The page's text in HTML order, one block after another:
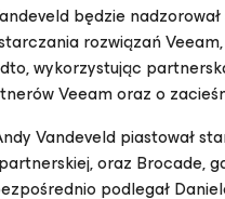
będzie
rozwiązań
wykorzystując
Veeam oraz o
Vandeveld piastował
oraz Brocade,
podlegał